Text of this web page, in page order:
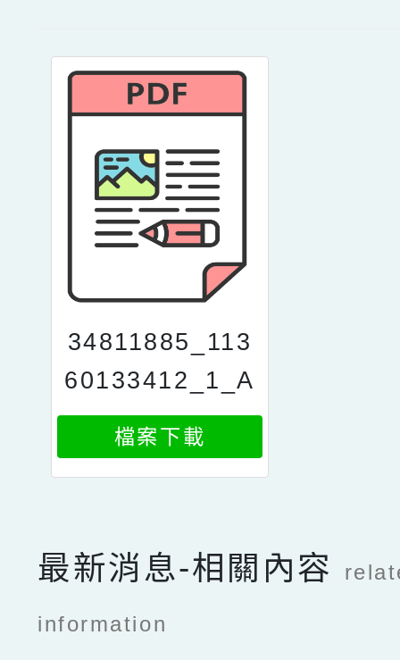
34811885_113
60133412_1_A
TTACH1
檔案下載
最新消息-相關內容
information